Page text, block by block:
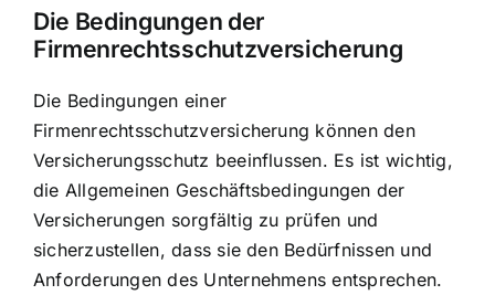
Die Bedingungen der
Firmenrechtsschutzversicherung
Die Bedingungen einer
Firmenrechtsschutzversicherung können den
Versicherungsschutz beeinflussen. Es ist wichtig,
die Allgemeinen Geschäftsbedingungen der
Versicherungen sorgfältig zu prüfen und
sicherzustellen, dass sie den Bedürfnissen und
Anforderungen des Unternehmens entsprechen.